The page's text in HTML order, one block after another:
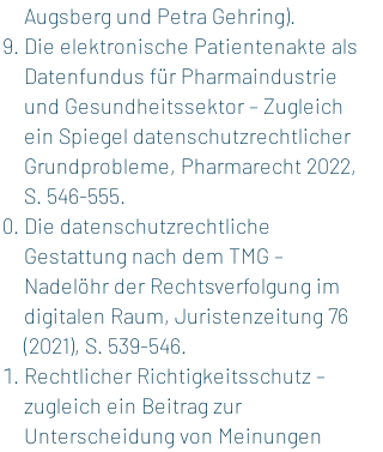
Augsberg und Petra Gehring).
Die elektronische Patientenakte als
Datenfundus für Pharmaindustrie
und Gesundheitssektor – Zugleich
ein Spiegel datenschutzrechtlicher
Grundprobleme, Pharmarecht 2022,
S. 546-555.
Die datenschutzrechtliche
Gestattung nach dem TMG –
Nadelöhr der Rechtsverfolgung im
digitalen Raum, Juristenzeitung 76
(2021), S. 539-546.
Rechtlicher Richtigkeitsschutz –
zugleich ein Beitrag zur
Unterscheidung von Meinungen